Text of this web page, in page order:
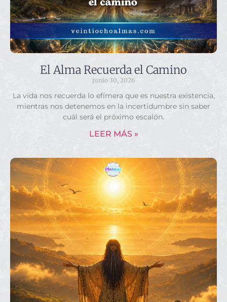
El Alma Recuerda el Camino
junio 30, 2026
La vida nos recuerda lo efímera que es nuestra existencia,
mientras nos detenemos en la incertidumbre sin saber
cuál será el próximo escalón.
LEER MÁS »